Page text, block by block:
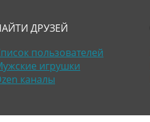
ДРУЗЕЙ
пользователей
игрушки
каналы